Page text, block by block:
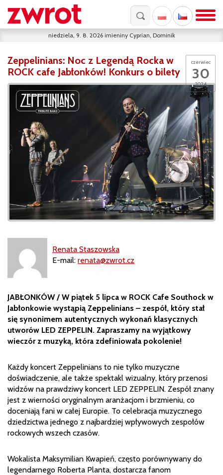
niedziela, 9. 8. 2026 imieniny Cyprian, Dominik
czerwiec
30
2024
Zeppelinians: Noc z Legendą Rocka w
ROCK cafe Jabłonków! Konkurs o bilety
Renata Staszowska
E-mail: renata@zwrot.cz
JABŁONKÓW / W piątek 5 lipca w ROCK Cafe Southock w
Jabłonkowie wystąpią Zeppelinians – zespół, który stał
się synonimem autentycznych wykonań klasycznych
utworów LED ZEPPELIN. Zapraszamy na wyjątkowy
wieczór z muzyką, która zdefiniowała pokolenie!
Każdy koncert Zeppelinians to nie tylko muzyczne
doświadczenie, ale także spektakl wizualny, który przenosi
widzów na prawdziwy koncert LED ZEPPELIN. Zespół znany
jest z wierności oryginalnym aranżacjom i brzmieniu, co
doceniają fani w całej Europie. To celebracja muzycznego
dziedzictwa jednego z najbardziej wpływowych zespołów
rockowych wszech czasów.
Wokalista Maksymilian Kwapień, często porównywany do
legendarnego Roberta Planta, dostarcza fanom